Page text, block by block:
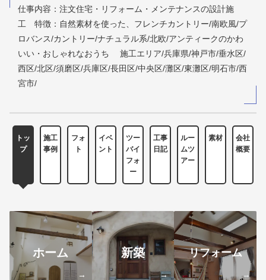
仕事内容：注文住宅・リフォーム・メンテナンスの設計施
工 特徴：自然素材を使った、フレンチカントリー/南欧風/プ
ロバンス/カントリー/ナチュラル系/北欧/アンティークのかわ
いい・おしゃれなおうち 施工エリア/兵庫県/神戸市/垂水区/
西区/北区/須磨区/兵庫区/長田区/中央区/灘区/東灘区/明石市/西
宮市/
トッ
プ
施工
事例
フォ
ト
イベ
ント
ツー
バイ
フォ
ー
工事
日記
ルー
ムツ
アー
素材
会社
概要
ホーム
→
新築
→
リフォーム
→